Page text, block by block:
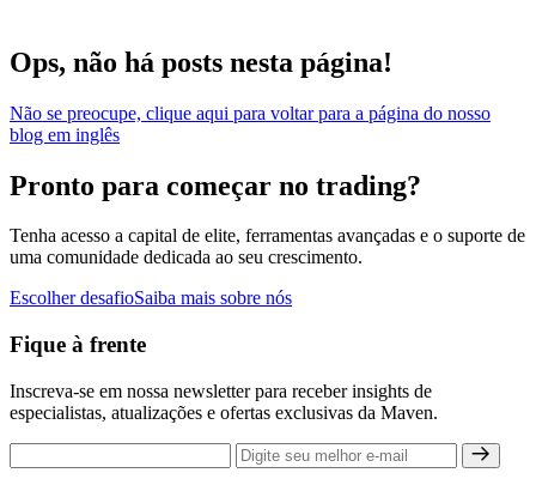
Ops, não há posts nesta página!
Não se preocupe, clique aqui para voltar para a página do nosso
blog em inglês
Pronto para começar no trading?
Tenha acesso a capital de elite, ferramentas avançadas e o suporte de
uma comunidade dedicada ao seu crescimento.
Escolher desafioSaiba mais sobre nós
Fique à frente
Inscreva-se em nossa newsletter para receber insights de
especialistas, atualizações e ofertas exclusivas da Maven.